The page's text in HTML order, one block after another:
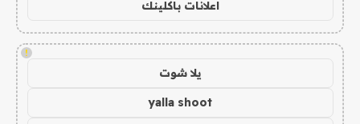
اعلانات باكلينك
!
يلا شوت
yalla shoot